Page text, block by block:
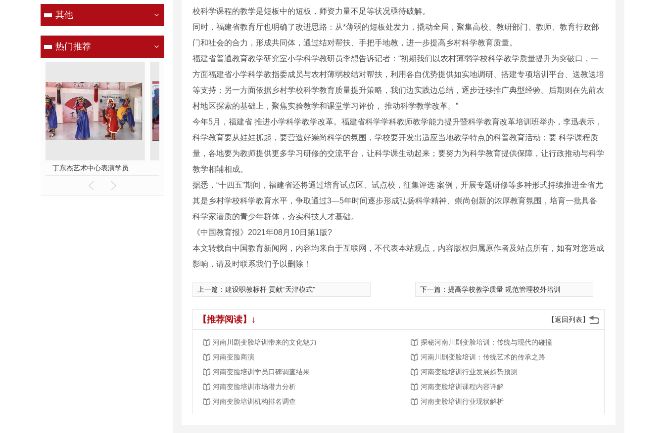
其他
热门推荐
舞台表演 国粹文化 薪火相传
校科学课程的教学是短板中的短板，师资力量不足等状况亟待破解。
同时，福建省教育厅也明确了改进思路：从*薄弱的短板处发力，撬动全局，聚集高校、教研部门、教师、教育行政部
门和社会的合力，形成共同体，通过结对帮扶、手把手地教，进一步提高乡村科学教育质量。
福建省普通教育教学研究室小学科学教研员李想告诉记者：“初期我们以农村薄弱学校科学教学质量提升为突破口，一
方面福建省小学科学教指委成员与农村薄弱校结对帮扶，利用各自优势提供如实地调研、搭建专项培训平台、送教送培
等支持；另一方面依据乡村学校科学教育质量提升策略，我们边实践边总结，逐步迁移推广典型经验。后期则在先前农
村地区探索的基础上，聚焦实验教学和课堂学习评价， 推动科学教学改革。”
今年5月，福建省 推进小学科学教学改革。福建省科学学科教师教学能力提升暨科学教育改革培训班举办，李迅表示，
科学教育要从娃娃抓起，要营造好崇尚科学的氛围，学校要开发出适应当地教学特点的科普教育活动；要 科学课程质
量，各地要为教师提供更多学习研修的交流平台，让科学课生动起来；要努力为科学教育提供保障，让行政推动与科学
教学相辅相成。
据悉，“十四五”期间，福建省还将通过培育试点区、试点校，征集评选 案例，开展专题研修等多种形式持续推进全省尤
其是乡村学校科学教育水平，争取通过3—5年时间逐步形成弘扬科学精神、崇尚创新的浓厚教育氛围，培育一批具备
科学家潜质的青少年群体，夯实科技人才基础。
《中国教育报》2021年08月10日第1版?
本文转载自中国教育新闻网，内容均来自于互联网，不代表本站观点，内容版权归属原作者及站点所有，如有对您造成
影响，请及时联系我们予以删除！
上一篇： 建设职教标杆 贡献“天津模式” 下一篇： 提高学校教学质量 规范管理校外培训
【返回列表】
【推荐阅读】↓
河南川剧变脸培训带来的文化魅力
探秘河南川剧变脸培训：传统与现代的碰撞
河南变脸商演
河南川剧变脸培训：传统艺术的传承之路
河南变脸培训学员口碑调查结果
河南变脸培训行业发展趋势预测
河南变脸培训市场潜力分析
河南变脸培训课程内容详解
河南变脸培训机构排名调查
河南变脸培训行业现状解析